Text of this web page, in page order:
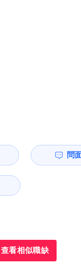
問
查看相似職缺